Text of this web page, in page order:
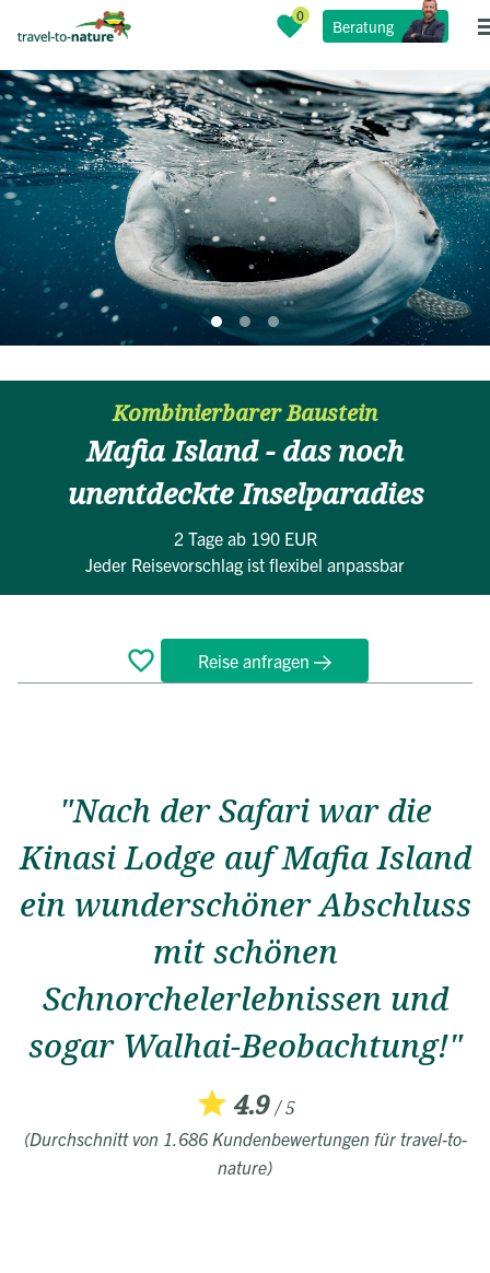
Beratung
Kombinierbarer Baustein
Mafia Island - das noch
unentdeckte Inselparadies
2 Tage ab 190 EUR
Jeder Reisevorschlag ist flexibel anpassbar
Reise anfragen
ÜberblickReiseverlaufBewertungenTermineFAQ
"Nach der Safari war die
Kinasi Lodge auf Mafia Island
ein wunderschöner Abschluss
mit schönen
Schnorchelerlebnissen und
sogar Walhai-Beobachtung!"
4.9/ 5
(Durchschnitt von 1.686 Kundenbewertungen für travel-to-
nature)